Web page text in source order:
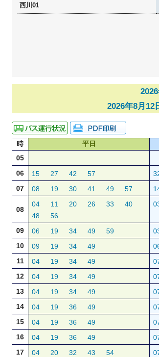
西川01
2026年8月12
時 平日
05
06
15 27 42 57
07
08 19 30 41 49 57
08
04 11 20 26 33
40
48
56
09 06 19 34 49 59
10
09 19 34 49
11
04 19 34 49
12
04 19 34 49
13
04 19 34 49
14
04 19 36 49
15
04 19 36 49
16
04 19 36 49
17
04 20 32 43 54